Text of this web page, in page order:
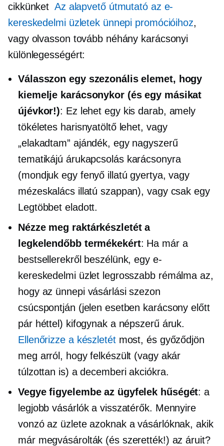
cikkünket Az alapvető útmutató az e-
kereskedelmi üzletek ünnepi promócióihoz,
vagy olvasson tovább néhány karácsonyi
különlegességért:
Válasszon egy szezonális elemet, hogy
kiemelje karácsonykor (és egy másikat
újévkor!): Ez lehet egy kis darab, amely
tökéletes harisnyatöltő lehet, vagy
„elakadtam” ajándék, egy nagyszerű
tematikájú árukapcsoláskarácsonyra
(mondjuk egy fenyő illatú gyertya, vagy
mézeskalács illatú szappan), vagy csak egy
Legtöbbet eladott.
Nézze meg raktárkészletét a
legkelendőbb termékekért: Ha már a
bestsellerekről beszélünk, egy e-
kereskedelmi üzlet legrosszabb rémálma az,
hogy az ünnepi vásárlási szezon
csúcspontján (jelen esetben karácsony előtt
pár héttel) kifogynak a népszerű áruk.
Ellenőrizze a készletétmost, és győződjön
meg arról, hogy felkészült (vagy akár
túlzottan is) a decemberi akciókra.
Vegye figyelembe az ügyfelek hűségét: a
legjobb vásárlók a visszatérők. Mennyire
vonzó az üzlete azoknak a vásárlóknak, akik
már megvásárolták (és szerették!) az áruit?